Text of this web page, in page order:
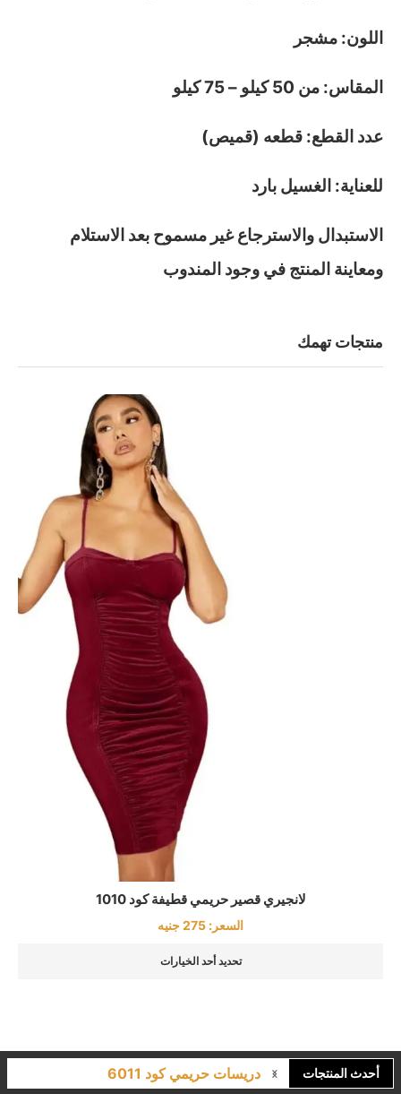
اللون: مشجر
المقاس: من 50 كيلو – 75 كيلو
عدد القطع: قطعه (قميص)
للعناية: الغسيل بارد
الاستبدال والاسترجاع غير مسموح بعد الاستلام
ومعاينة المنتج في وجود المندوب
منتجات تهمك
لانجيري قصير حريمي قطيفة كود 1010
السعر: 275جنيه
تحديد أحد الخيارات
أحدث المنتجات
دريسات حريمي كود 6011